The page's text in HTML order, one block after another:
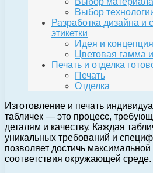
Выбор
Разработка дизайна и
этикетки
Идея и концепция
Цветовая гамма
Печать и отделка
Печать
Отделка
Изготовление и печать
табличек — это процесс,
деталям и качеству. Каждая
уникальных требований и
позволяет достичь
соответствия окружающей среде.